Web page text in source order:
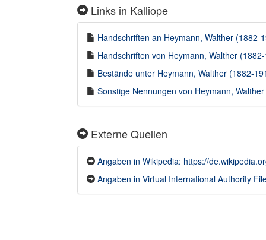
Links in Kalliope
Handschriften an Heymann, Walther (1882-
Handschriften von Heymann, Walther
Bestände unter Heymann, Walther (1882-
Sonstige Nennungen von Heymann,
Externe Quellen
Angaben in Wikipedia: https://
Angaben in Virtual International Authority